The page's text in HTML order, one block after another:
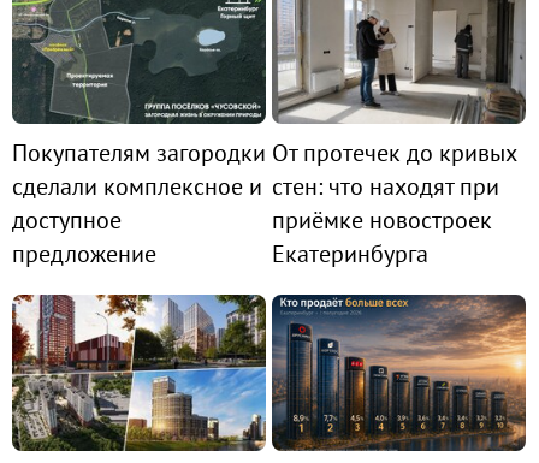
Покупателям загородки
сделали комплексное и
доступное
предложение
От протечек до кривых
стен: что находят при
приёмке новостроек
Екатеринбурга